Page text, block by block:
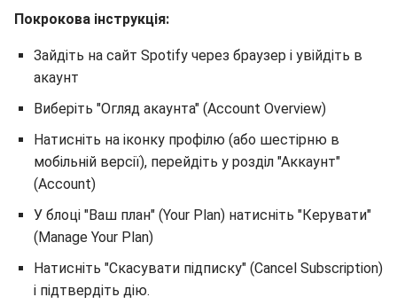
Покрокова інструкція:
Зайдіть на сайт Spotify через браузер і увійдіть в
акаунт
Виберіть "Огляд акаунта" (Account Overview)
Натисніть на іконку профілю (або шестірню в
мобільній версії), перейдіть у розділ "Аккаунт"
(Account)
У блоці "Ваш план" (Your Plan) натисніть "Керувати"
(Manage Your Plan)
Натисніть "Скасувати підписку" (Cancel Subscription)
і підтвердіть дію.